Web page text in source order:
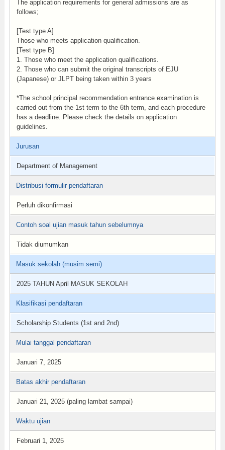
The application requirements for general admissions are as
follows;
[Test type A]
Those who meets application qualification.
[Test type B]
1. Those who meet the application qualifications.
2. Those who can submit the original transcripts of EJU
(Japanese) or JLPT being taken within 3 years
*The school principal recommendation entrance examination is
carried out from the 1st term to the 6th term, and each procedure
has a deadline. Please check the details on application
guidelines.
Jurusan
Department of Management
Distribusi formulir pendaftaran
Perluh dikonfirmasi
Contoh soal ujian masuk tahun sebelumnya
Tidak diumumkan
Masuk sekolah (musim semi)
2025 TAHUN April MASUK SEKOLAH
Klasifikasi pendaftaran
Scholarship Students (1st and 2nd)
Mulai tanggal pendaftaran
Januari 7, 2025
Batas akhir pendaftaran
Januari 21, 2025 (paling lambat sampai)
Waktu ujian
Februari 1, 2025